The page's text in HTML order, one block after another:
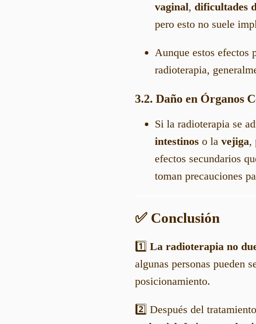
vaginal, dificultades
pero esto no suele
Aunque estos efectos
radioterapia,
3.2. Daño en Órganos
Si la radioterapia se
intestinos o la vejiga,
efectos secundarios
toman precauciones
✅ Conclusión
1️⃣ La radioterapia no
algunas personas pueden
posicionamiento.
2️⃣ Después del